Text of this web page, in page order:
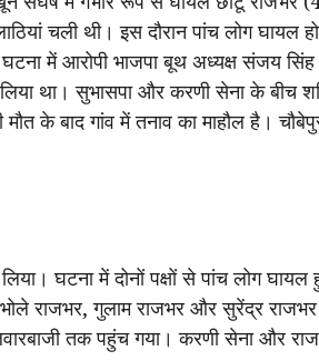
चली थी। इस दौरान पांच लोग घायल
में आरोपी भाजपा बूथ अध्यक्ष संजय
था। सुभासपा और करणी सेना के बीच
के बाद गांव में तनाव का माहौल है।
घटना में दोनों पक्षों से पांच लोग
राजभर, गुलाम राजभर और सुरेंद्र
तक पहुंच गया। करणी सेना और